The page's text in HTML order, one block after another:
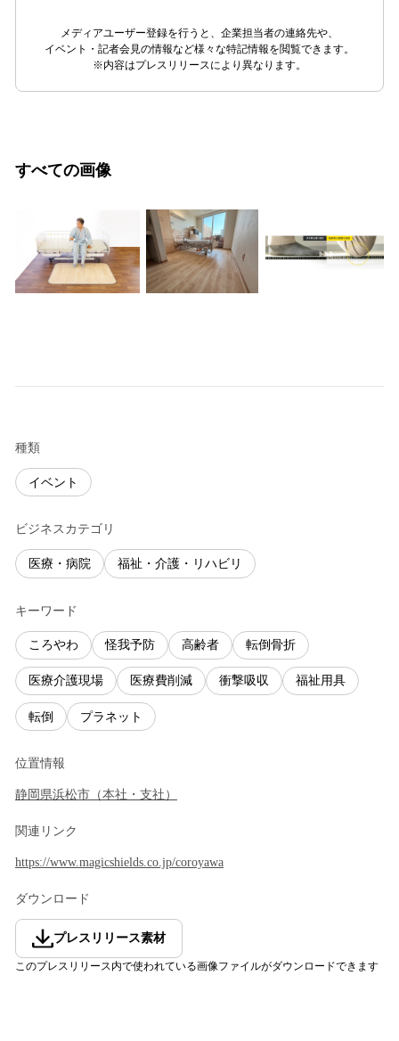
メディアユーザー登録を行うと、企業担当者の連絡先や、
イベント・記者会見の情報など様々な特記情報を閲覧できます。
※内容はプレスリリースにより異なります。
すべての画像
種類
イベント
ビジネスカテゴリ
医療・病院 福祉・介護・リハビリ
キーワード
ころやわ 怪我予防 高齢者 転倒骨折
医療介護現場 医療費削減 衝撃吸収 福祉用具
転倒 プラネット
位置情報
静岡県浜松市 （本社・支社 ）
関連リンク
https://www.magicshields.co.jp/coroyawa
ダウンロード
プレスリリース素材
このプレスリリース内で使われている画像ファイルがダウンロードできます